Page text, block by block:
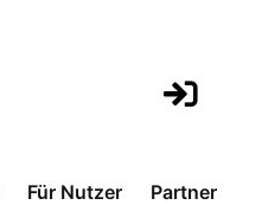
Für Nutzer Partner